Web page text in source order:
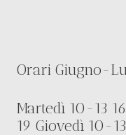
Orari Giugno-
Martedì 10-13
19 Giovedì 10-